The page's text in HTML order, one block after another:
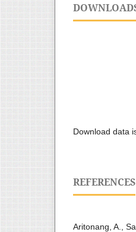
Download data
REFERENCES
Aritonang, A.,